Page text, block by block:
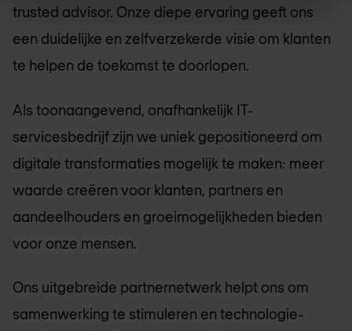
trusted advisor. Onze diepe ervaring geeft ons
een duidelijke en zelfverzekerde visie om klanten
te helpen de toekomst te doorlopen.
Als toonaangevend, onafhankelijk IT-
servicesbedrijf zijn we uniek gepositioneerd om
digitale transformaties mogelijk te maken: meer
waarde creëren voor klanten, partners en
aandeelhouders en groeimogelijkheden bieden
voor onze mensen.
Ons uitgebreide partnernetwerk helpt ons om
samenwerking te stimuleren en technologie-